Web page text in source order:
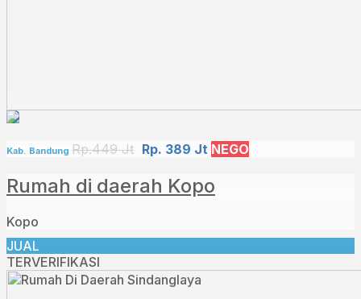
Kab. Bandung Rp.449 Jt Rp. 389 Jt NEGO
Rumah di daerah Kopo
Kopo
JUAL
TERVERIFIKASI